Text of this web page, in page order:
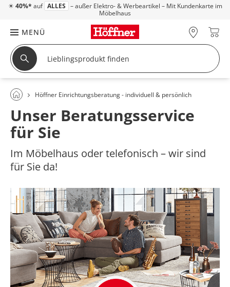
☀ 40%* auf ALLES – außer Elektro- & Werbeartikel – Mit Kundenkarte im
Möbelhaus
MENÜ
Höffner Einrichtungsberatung - individuell & persönlich
Unser Beratungsservice
für Sie
Im Möbelhaus oder telefonisch – wir sind
für Sie da!